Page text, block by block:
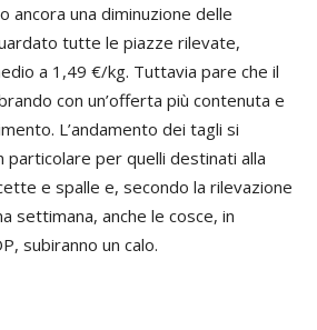
ancora una diminuzione delle
tutte le piazze rilevate,
a 1,49 €/kg. Tuttavia pare che il
con un’offerta più contenuta e
L’andamento dei tagli si
particolare per quelli destinati alla
e spalle e, secondo la rilevazione
settimana, anche le cosce, in
subiranno un calo.